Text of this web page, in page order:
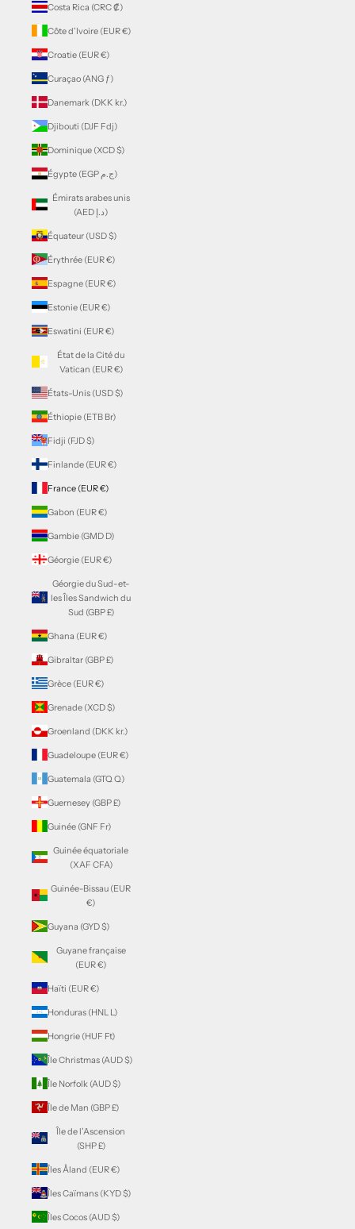
Costa Rica (CRC ₡)
Côte d’Ivoire (EUR €)
Croatie (EUR €)
Curaçao (ANG ƒ)
Danemark (DKK kr.)
Djibouti (DJF Fdj)
Dominique (XCD $)
Égypte (EGP ج.م)
Émirats arabes unis
(AED د.إ)
Équateur (USD $)
Érythrée (EUR €)
Espagne (EUR €)
Estonie (EUR €)
Eswatini (EUR €)
État de la Cité du
Vatican (EUR €)
États-Unis (USD $)
Éthiopie (ETB Br)
Fidji (FJD $)
Finlande (EUR €)
France (EUR €)
Gabon (EUR €)
Gambie (GMD D)
Géorgie (EUR €)
Géorgie du Sud-et-
les Îles Sandwich du
Sud (GBP £)
Ghana (EUR €)
Gibraltar (GBP £)
Grèce (EUR €)
Grenade (XCD $)
Groenland (DKK kr.)
Guadeloupe (EUR €)
Guatemala (GTQ Q)
Guernesey (GBP £)
Guinée (GNF Fr)
Guinée équatoriale
(XAF CFA)
Guinée-Bissau (EUR
€)
Guyana (GYD $)
Guyane française
(EUR €)
Haïti (EUR €)
Honduras (HNL L)
Hongrie (HUF Ft)
Île Christmas (AUD $)
Île Norfolk (AUD $)
Île de Man (GBP £)
Île de l’Ascension
(SHP £)
Îles Åland (EUR €)
Îles Caïmans (KYD $)
Îles Cocos (AUD $)